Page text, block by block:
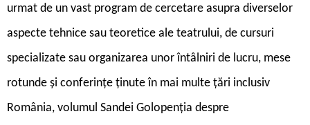
urmat de un vast program de cercetare asupra diverselor
aspecte tehnice sau teoretice ale teatrului, de cursuri
specializate sau organizarea unor întâlniri de lucru, mese
rotunde și conferințe ținute în mai multe țări inclusiv
România, volumul Sandei Golopenția despre